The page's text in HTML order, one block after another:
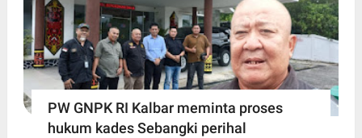
PW GNPK RI Kalbar meminta proses
hukum kades Sebangki perihal